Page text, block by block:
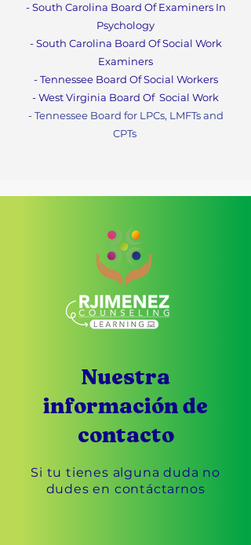
- South Carolina Board Of Examiners In
Psychology
- South Carolina Board Of Social Work
Examiners
- Tennessee Board Of Social Workers
- West Virginia Board Of Social Work
- Tennessee Board for LPCs, LMFTs and
CPTs
Nuestra
información de
contacto
Si tu tienes alguna duda no
dudes en contáctarnos